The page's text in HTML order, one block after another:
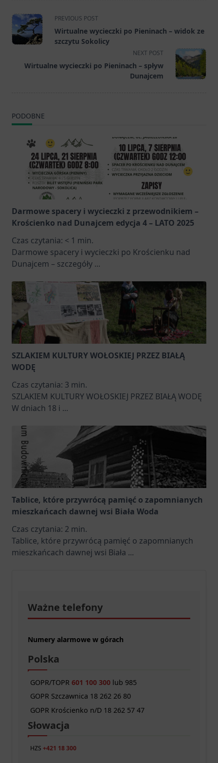
<span
class="nav-
subtitle
reader-
PREVIOUS POST
Wirtualne wycieczki po Pieninach – widok ze
szczytu Sokolicy
NEXT POST
Wirtualne wycieczki po Pieninach – spływ
Dunajcem
PODOBNE
Darmowe spacery i wycieczki z przewodnikiem –
Krościenko nad Dunajcem edycja 4 – LATO 2025
Czas czytania: < 1 min.
Darmowe spacery i wycieczki po Krościenku nad
Dunajcem – szczegóły ...
SZLAKIEM KULTURY WOŁOSKIEJ PRZEZ BIAŁĄ
WODĘ
Czas czytania: 3 min.
SZLAKIEM KULTURY WOŁOSKIEJ PRZEZ BIAŁĄ WODĘ
W dniach 18 i ...
Tablice, które przywrócą pamięć o zapomnianych
mieszkańcach dawnej wsi Biała Woda
Czas czytania: 2 min.
Tablice, które przywrócą pamięć o zapomnianych
mieszkańcach dawnej wsi Biała ...
Ważne telefony
Numery alarmowe w górach
Polska
GOPR/TOPR601 100 300 lub 985
GOPR Szczawnica 18 262 26 80
GOPR Krościenko n/D 18 262 57 47
Słowacja
HZS +421 18 300